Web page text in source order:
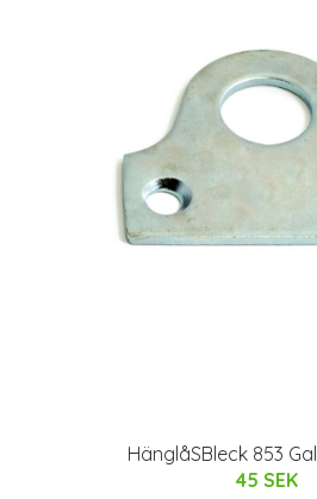
HänglåSBleck 853
45 SEK